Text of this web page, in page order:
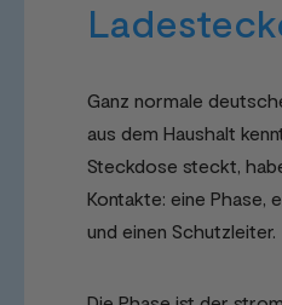
Ganz normale
aus dem Haushalt
Steckdose steckt,
Kontakte: eine Phase,
und einen Schutzleiter.